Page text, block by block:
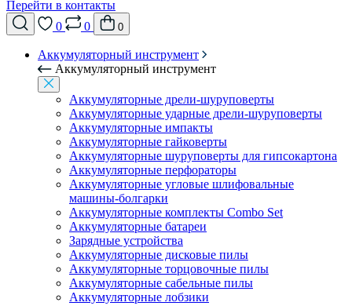
Перейти в контакты
0
0 0
Аккумуляторный инструмент
Аккумуляторный инструмент
Аккумуляторные дрели-шуруповерты
Аккумуляторные ударные дрели-шуруповерты
Аккумуляторные импакты
Аккумуляторные гайковерты
Аккумуляторные шуруповерты для гипсокартона
Аккумуляторные перфораторы
Аккумуляторные угловые шлифовальные
машины-болгарки
Аккумуляторные комплекты Combo Set
Аккумуляторные батареи
Зарядные устройства
Аккумуляторные дисковые пилы
Аккумуляторные торцовочные пилы
Аккумуляторные сабельные пилы
Аккумуляторные лобзики